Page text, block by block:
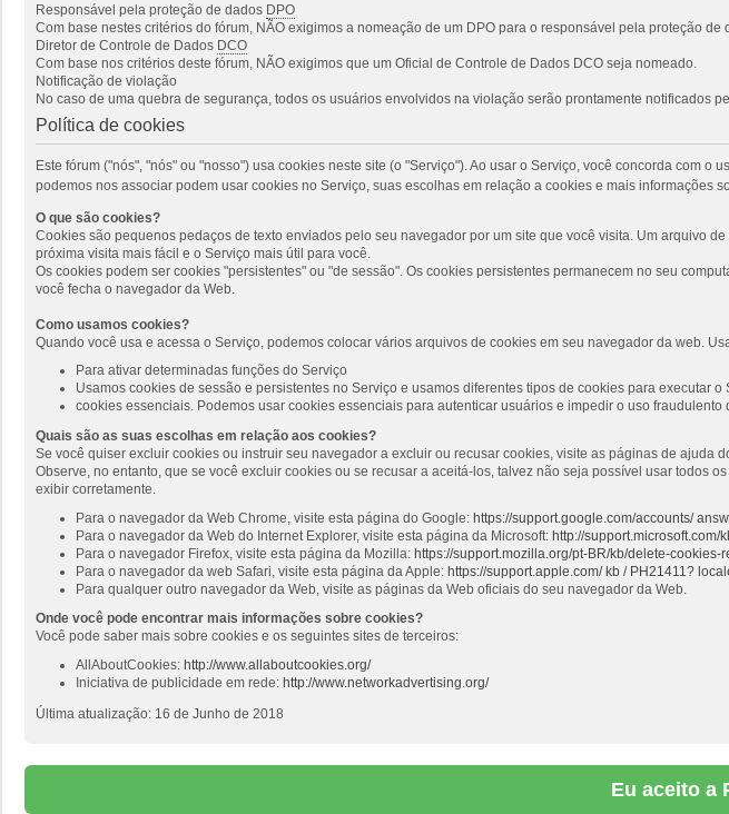
Responsável pela proteção de dados DPO
Com base nestes critérios do fórum, NÃO exigimos a nomeação de um DPO para o responsável pela proteção
Diretor de Controle de Dados DCO
Com base nos critérios deste fórum, NÃO exigimos que um Oficial de Controle de Dados DCO seja nomeado.
Notificação de violação
No caso de uma quebra de segurança, todos os usuários envolvidos na violação serão prontamente notificados
Política de cookies
Este fórum ("nós", "nós" ou "nosso") usa cookies neste site (o "Serviço"). Ao usar o Serviço, você concorda com
podemos nos associar podem usar cookies no Serviço, suas escolhas em relação a cookies e mais informações
O que são cookies?
Cookies são pequenos pedaços de texto enviados pelo seu navegador por um site que você visita. Um arquivo
próxima visita mais fácil e o Serviço mais útil para você.
Os cookies podem ser cookies "persistentes" ou "de sessão". Os cookies persistentes permanecem no seu
você fecha o navegador da Web.
Como usamos cookies?
Quando você usa e acessa o Serviço, podemos colocar vários arquivos de cookies em seu navegador da web.
Para ativar determinadas funções do Serviço
Usamos cookies de sessão e persistentes no Serviço e usamos diferentes tipos de cookies para executar o
cookies essenciais. Podemos usar cookies essenciais para autenticar usuários e impedir o uso fraudulento
Quais são as suas escolhas em relação aos cookies?
Se você quiser excluir cookies ou instruir seu navegador a excluir ou recusar cookies, visite as páginas de ajuda
Observe, no entanto, que se você excluir cookies ou se recusar a aceitá-los, talvez não seja possível usar todos
exibir corretamente.
Para o navegador da Web Chrome, visite esta página do Google: https://support.google.com/accounts/
Para o navegador da Web do Internet Explorer, visite esta página da Microsoft: http://support.microsoft.com/
Para o navegador Firefox, visite esta página da Mozilla: https://support.mozilla.org/pt-BR/kb/delete-cookies-
Para o navegador da web Safari, visite esta página da Apple: https://support.apple.com/ kb / PH21411?
Para qualquer outro navegador da Web, visite as páginas da Web oficiais do seu navegador da Web.
Onde você pode encontrar mais informações sobre cookies?
Você pode saber mais sobre cookies e os seguintes sites de terceiros:
AllAboutCookies: http://www.allaboutcookies.org/
Iniciativa de publicidade em rede: http://www.networkadvertising.org/
Última atualização: 16 de Junho de 2018